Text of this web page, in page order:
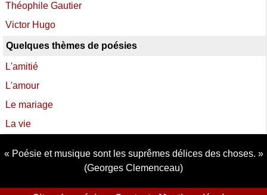
Théophile Gautier
Victor Hugo
Quelques thèmes de poésies
L'amitié
L'amour
Le mariage
La vie
Poésie et musique sont les suprêmes délices des choses.
(Georges Clemenceau)